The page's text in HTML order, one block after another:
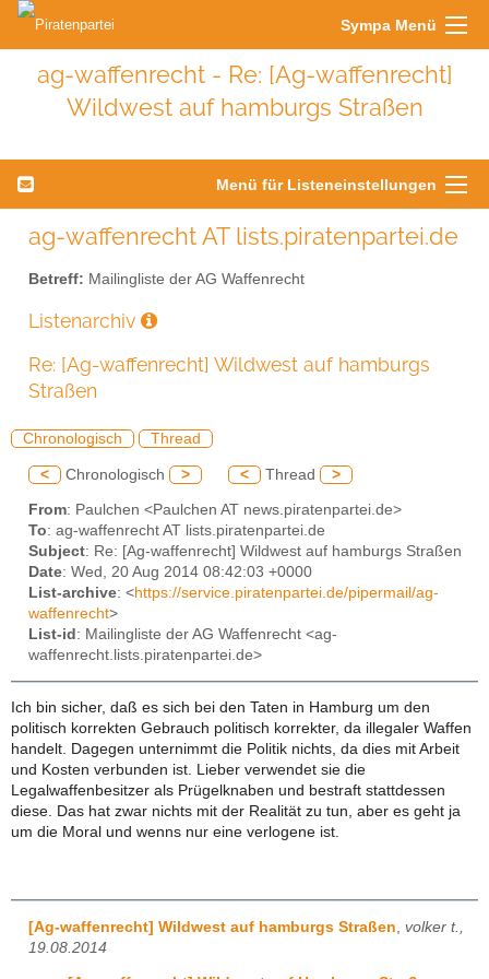
Sympa Menü
ag-waffenrecht - Re: [Ag-waffenrecht]
Wildwest auf hamburgs Straßen
Menü für Listeneinstellungen
ag-waffenrecht AT lists.piratenpartei.de
Betreff: Mailingliste der AG Waffenrecht
Listenarchiv
Re: [Ag-waffenrecht] Wildwest auf hamburgs
Straßen
Chronologisch Thread
< Chronologisch > < Thread >
From: Paulchen <Paulchen AT news.piratenpartei.de>
To: ag-waffenrecht AT lists.piratenpartei.de
Subject: Re: [Ag-waffenrecht] Wildwest auf hamburgs Straßen
Date: Wed, 20 Aug 2014 08:42:03 +0000
List-archive: <https://service.piratenpartei.de/pipermail/ag-
waffenrecht>
List-id : Mailingliste der AG Waffenrecht <ag-
waffenrecht.lists.piratenpartei.de>
Ich bin sicher, daß es sich bei den Taten in Hamburg um den
politisch korrekten Gebrauch politisch korrekter, da illegaler Waffen
handelt. Dagegen unternimmt die Politik nichts, da dies mit Arbeit
und Kosten verbunden ist. Lieber verwendet sie die
Legalwaffenbesitzer als Prügelknaben und bestraft stattdessen
diese. Das hat zwar nichts mit der Realität zu tun, aber es geht ja
um die Moral und wenns nur eine verlogene ist.
[Ag-waffenrecht] Wildwest auf hamburgs Straßen volker t.,
19.08.2014